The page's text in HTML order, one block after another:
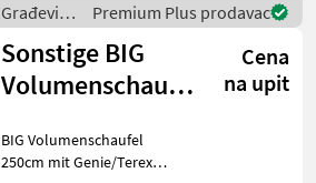
Građevinski
strojevi /
FK
Machinery
Premium Plus prodavac
Sonstige BIG
Volumenschaufel
Genie/Terex
Cena
na upit
BIG Volumenschaufel
250cm mit Genie/Terex